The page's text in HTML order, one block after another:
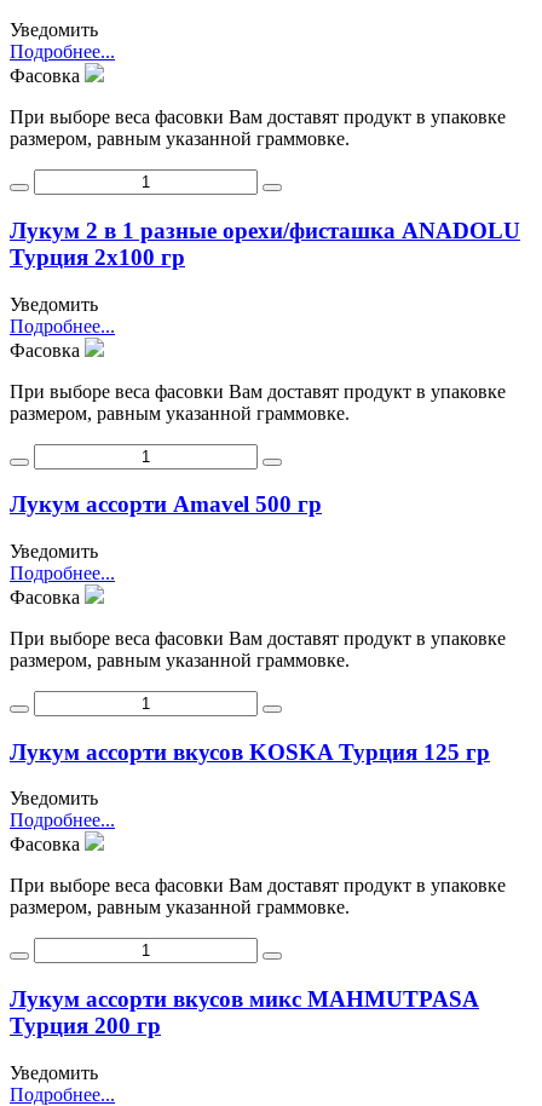
Уведомить
Подробнее...
Фасовка
При выборе веса фасовки Вам доставят продукт в упаковке
размером, равным указанной граммовке.
Лукум 2 в 1 разные орехи/фисташка ANADOLU
Турция 2х100 гр
Уведомить
Подробнее...
Фасовка
При выборе веса фасовки Вам доставят продукт в упаковке
размером, равным указанной граммовке.
Лукум ассорти Amavel 500 гр
Уведомить
Подробнее...
Фасовка
При выборе веса фасовки Вам доставят продукт в упаковке
размером, равным указанной граммовке.
Лукум ассорти вкусов KOSKA Турция 125 гр
Уведомить
Подробнее...
Фасовка
При выборе веса фасовки Вам доставят продукт в упаковке
размером, равным указанной граммовке.
Лукум ассорти вкусов микс MAHMUTPASA
Турция 200 гр
Уведомить
Подробнее...